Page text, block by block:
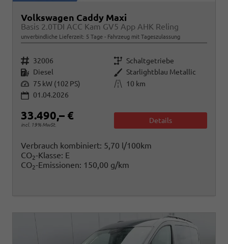
Volkswagen Caddy Maxi
Basis 2.0TDI ACC Kam GV5 App AHK Reling
unverbindliche Lieferzeit: 5 Tage Fahrzeug mit Tageszulassung
Fahrzeugnr. 32006 Getriebe Schaltgetriebe
Kraftstoff Diesel Außenfarbe Starlightblau Metallic
Leistung 75 kW (102 PS) Kilometerstand
10 km
01.04.2026
33.490,– €
incl. 19% MwSt.
Details
Verbrauch kombiniert: 5,70 l/100km
CO2-Klasse: E
CO2-Emissionen: 150,00 g/km